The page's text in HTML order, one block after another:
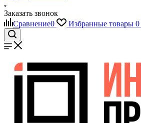
Заказать звонок
Сравнение0 Избранные товары 0